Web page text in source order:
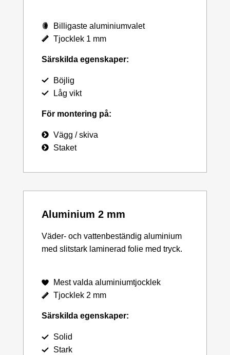
Billigaste aluminiumvalet
Tjocklek 1 mm
Särskilda egenskaper:
Böjlig
Låg vikt
För montering på:
Vägg / skiva
Staket
Aluminium 2 mm
Väder- och vattenbeständig aluminium
med slitstark laminerad folie med tryck.
Mest valda aluminiumtjocklek
Tjocklek 2 mm
Särskilda egenskaper:
Solid
Stark